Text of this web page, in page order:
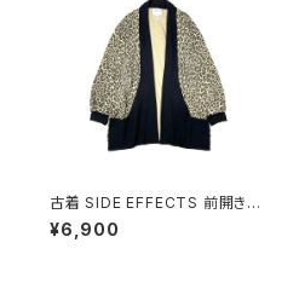
古着 SIDE EFFECTS 前開き
総柄 レオパード柄 長袖 ニット
アウター ベージュ (ttu250905
¥6,900